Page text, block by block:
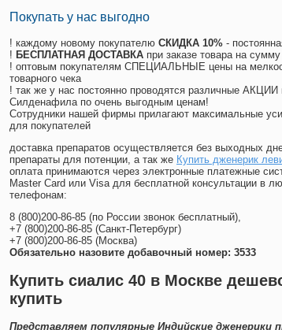
Покупать у нас выгодно
! каждому новому покупателю СКИДКА 10% -
! БЕСПЛАТНАЯ ДОСТАВКА при заказе товара на
! оптовым покупателям СПЕЦИАЛЬНЫЕ цены на
товарного чека
! так же у нас постоянно проводятся различные
Силденафила по очень выгодным ценам!
Cотрудники нашей фирмы прилагают максимальные
для покупателей
доставка препаратов осуществляется без выходных
препараты для потенции, а так же Купить дженерик
оплата принимаются через электронные платежные
Master Card или Visa для бесплатной консультации в
телефонам:
8 (800)200-86-85 (по России звонок бесплатный),
+7 (800)200-86-85 (Санкт-Петербург)
+7 (800)200-86-85 (Москва)
Обязательно назовите добавочный номер: 3533
Купить сиалис 40 в Москве
купить
Представляем популярные Индийские дженерики